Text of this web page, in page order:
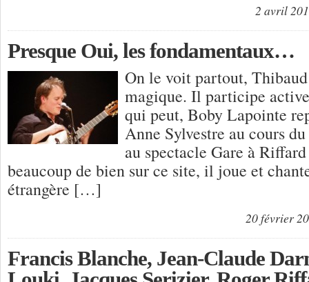
2 avril
Presque Oui, les fondamentaux…
On le voit partout,
magique. Il participe
qui peut, Boby Lapointe
Anne Sylvestre au cours
au spectacle Gare à
beaucoup de bien sur ce site, il joue et
étrangère […]
20 février
Francis Blanche, Jean-Claude